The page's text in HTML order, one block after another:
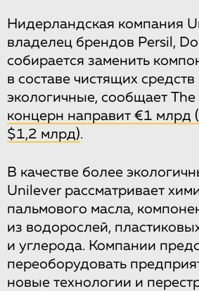
Нидерландская компания
владелец брендов Persil,
собирается заменить
в составе чистящих
экологичные, сообщает The
концерн направит €1 млрд
$1,2 млрд).
В качестве более
Unilever рассматривает
пальмового масла,
из водорослей,
и углерода. Компании
переоборудовать
новые технологии и